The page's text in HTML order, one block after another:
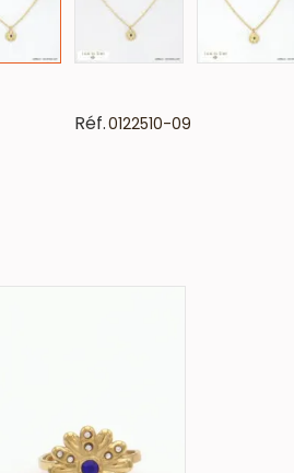
Réf.0122510-09